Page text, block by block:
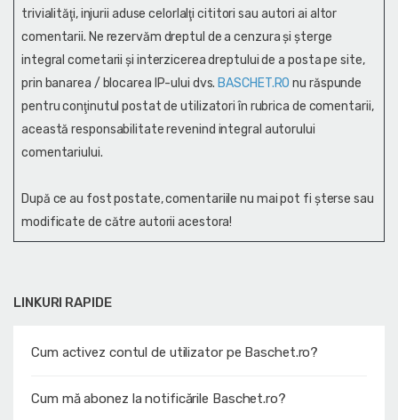
LINKURI RAPIDE
Cum activez contul de utilizator pe Baschet.ro?
Cum mă abonez la notificările Baschet.ro?
trivialităţi, injurii aduse celorlalţi cititori sau autori ai altor
comentarii. Ne rezervăm dreptul de a cenzura și şterge
integral cometarii și interzicerea dreptului de a posta pe site,
prin banarea / blocarea IP-ului dvs. BASCHET.RO nu răspunde
pentru conţinutul postat de utilizatori în rubrica de comentarii,
această responsabilitate revenind integral autorului
comentariului.
După ce au fost postate, comentariile nu mai pot fi șterse sau
modificate de către autorii acestora!